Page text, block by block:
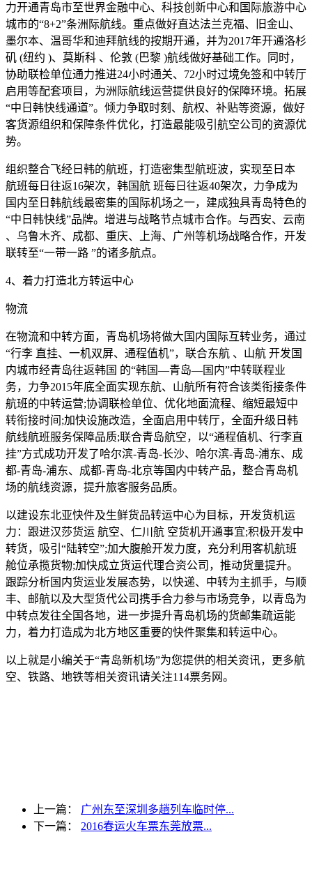
力开通青岛市至世界金融中心、科技创新中心和国际旅游中心
城市的“8+2”条洲际航线。重点做好直达法兰克福、旧金山、
墨尔本、温哥华和迪拜航线的按期开通，并为2017年开通洛杉
矶 (纽约 )、莫斯科 、伦敦 (巴黎 )航线做好基础工作。同时，
协助联检单位通力推进24小时通关、72小时过境免签和中转厅
启用等配套项目，为洲际航线运营提供良好的保障环境。拓展
“中日韩快线通道”。倾力争取时刻、航权、补贴等资源，做好
客货源组织和保障条件优化，打造最能吸引航空公司的资源优
势。
组织整合飞经日韩的航班，打造密集型航班波，实现至日本
航班每日往返16架次，韩国航 班每日往返40架次，力争成为
国内至日韩航线最密集的国际机场之一，建成独具青岛特色的
“中日韩快线”品牌。增进与战略节点城市合作。与西安、云南
、乌鲁木齐、成都、重庆、上海、广州等机场战略合作，开发
联转至“一带一路 ”的诸多航点。
4、着力打造北方转运中心
物流
在物流和中转方面，青岛机场将做大国内国际互转业务，通过
“行李 直挂、一机双屏、通程值机”，联合东航 、山航 开发国
内城市经青岛往返韩国 的“韩国—青岛—国内”中转联程业
务，力争2015年底全面实现东航、山航所有符合该类衔接条件
航班的中转运营;协调联检单位、优化地面流程、缩短最短中
转衔接时间;加快设施改造，全面启用中转厅，全面升级日韩
航线航班服务保障品质;联合青岛航空，以“通程值机、行李直
挂”方式成功开发了哈尔滨-青岛-长沙、哈尔滨-青岛-浦东、成
都-青岛-浦东、成都-青岛-北京等国内中转产品，整合青岛机
场的航线资源，提升旅客服务品质。
以建设东北亚快件及生鲜货品转运中心为目标，开发货机运
力：跟进汉莎货运 航空、仁川航 空货机开通事宜;积极开发中
转货，吸引“陆转空”;加大腹舱开发力度，充分利用客机航班
舱位承揽货物;加快成立货运代理合资公司，推动货量提升。
跟踪分析国内货运业发展态势，以快递、中转为主抓手，与顺
丰、邮航以及大型货代公司携手合力参与市场竞争，以青岛为
中转点发往全国各地，进一步提升青岛机场的货邮集疏运能
力，着力打造成为北方地区重要的快件聚集和转运中心。
以上就是小编关于“青岛新机场”为您提供的相关资讯，更多航
空、铁路、地铁等相关资讯请关注114票务网。
上一篇： 广州东至深圳多趟列车临时停...
下一篇： 2016春运火车票东莞放票...